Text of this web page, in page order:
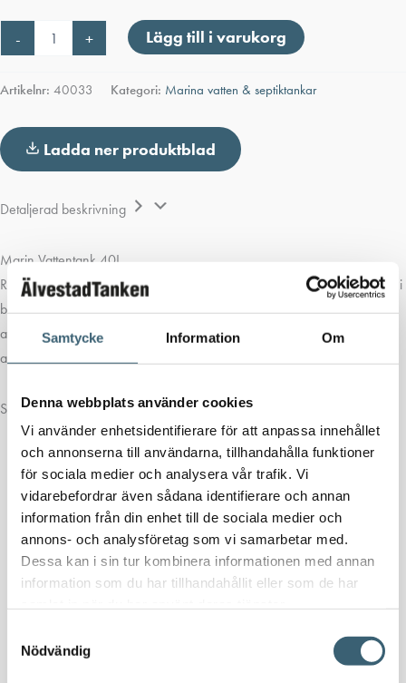
Samtycke Information Om
Denna webbplats använder cookies
Vi använder enhetsidentifierare för att anpassa innehållet
och annonserna till användarna, tillhandahålla funktioner
för sociala medier och analysera vår trafik. Vi
vidarebefordrar även sådana identifierare och annan
information från din enhet till de sociala medier och
annons- och analysföretag som vi samarbetar med.
Dessa kan i sin tur kombinera informationen med annan
information som du har tillhandahållit eller som de har
Nödvändig
-
Vattentank
mängd
+ Lägg till i varukorg
Artikelnr: 40033 Kategori: Marina vatten & septiktankar
Ladda ner produktblad
Detaljerad beskrivning
Marin Vattentank 40L
Rotationsgjutna tankar tillverkade i naturellt material. Tankarna används i
båtar, husvagnar, husbilar m fl för hantering av färsk- och
avloppsvatten. Vi erbjuder korta leveranstider och kan montera
anslutningar enligt dina specifika önskemål.
Specifikation Marin Vattentank 40L:
Material:PE
Form:Rektangulär
Typ av lock:150mm O-ringstätad skruvlock
Färg:Naturell
Volym (L):40
Längd (mm):505
Bredd (mm):400
Höjd (mm):385
Art.nr 40033.